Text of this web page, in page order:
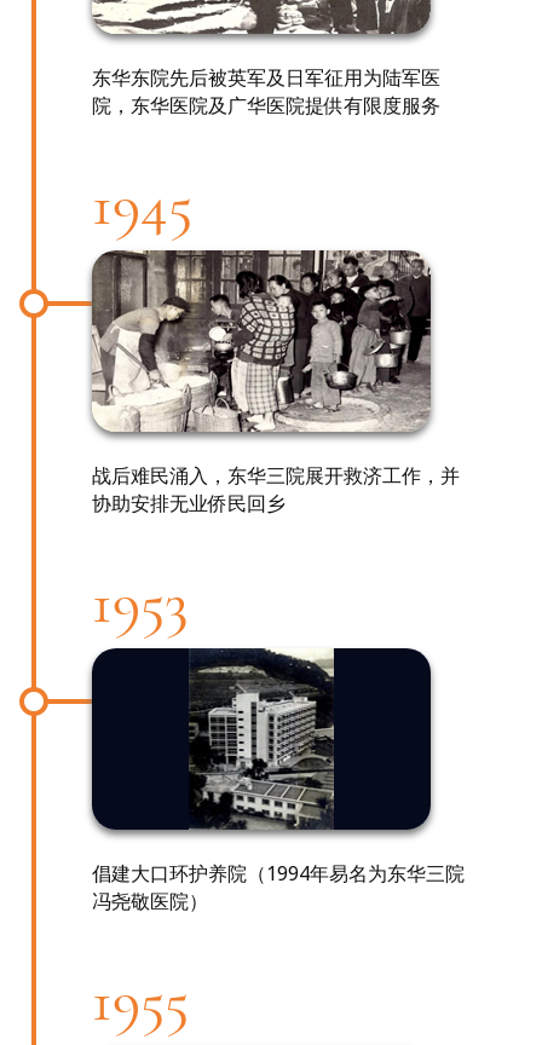
东华东院先后被英军及日军征用为陆军医
院，东华医院及广华医院提供有限度服务
1945
战后难民涌入，东华三院展开救济工作，并
协助安排无业侨民回乡
1953
倡建大口环护养院（1994年易名为东华三院
冯尧敬医院）
1955